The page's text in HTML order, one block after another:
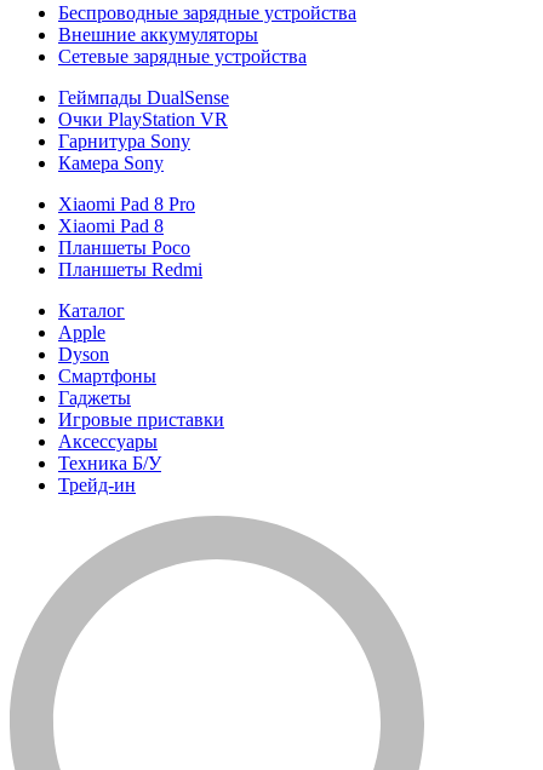
Беспроводные зарядные устройства
Внешние аккумуляторы
Сетевые зарядные устройства
Геймпады DualSense
Очки PlayStation VR
Гарнитура Sony
Камера Sony
Xiaomi Pad 8 Pro
Xiaomi Pad 8
Планшеты Poco
Планшеты Redmi
Каталог
Apple
Dyson
Смартфоны
Гаджеты
Игровые приставки
Аксессуары
Техника Б/У
Трейд-ин